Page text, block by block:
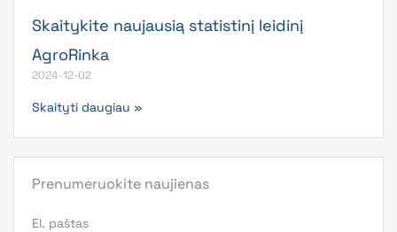
Skaitykite naujausią statistinį leidinį
AgroRinka
2024-12-02
Skaityti daugiau »
Prenumeruokite naujienas
El. paštas